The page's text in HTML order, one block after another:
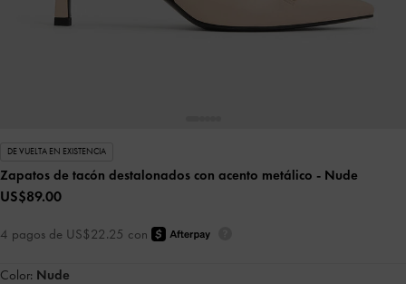
DE VUELTA EN EXISTENCIA
Zapatos de tacón destalonados con acento metálico - Nude
US$89.00
4 pagos de US$22.25 con
Color: Nude